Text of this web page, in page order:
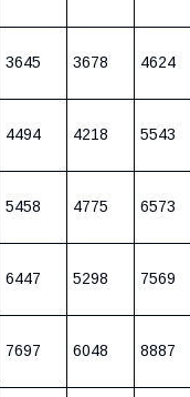
3645 3678 4624
4494 4218 5543
5458 4775 6573
6447 5298 7569
7697 6048 8887